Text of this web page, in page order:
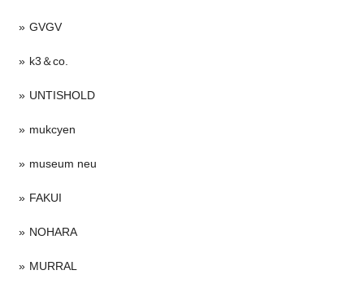
GVGV
k3＆co.
UNTISHOLD
mukcyen
museum neu
FAKUI
NOHARA
MURRAL